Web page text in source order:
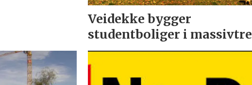
Veidekke bygger
studentboliger i massivtre